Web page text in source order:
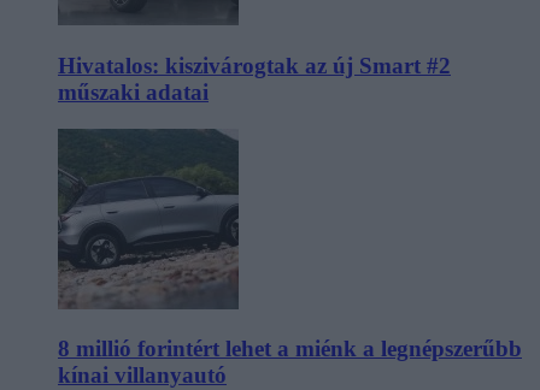
Hivatalos: kiszivárogtak az új Smart #2
műszaki adatai
8 millió forintért lehet a miénk a legnépszerűbb
kínai villanyautó